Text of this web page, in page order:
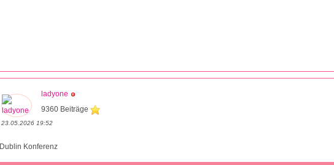
ladyone
9360 Beiträge
23.05.2026 19:52
Dublin Konferenz